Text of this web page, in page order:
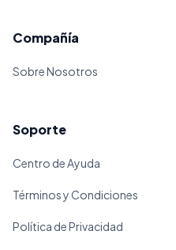
Compañía
Sobre Nosotros
Soporte
Centro de Ayuda
Términos y Condiciones
Política de Privacidad